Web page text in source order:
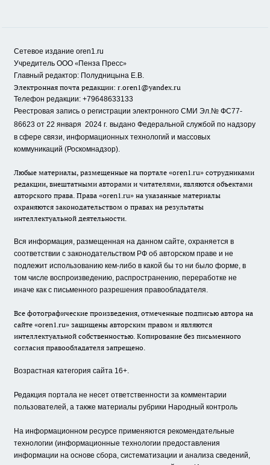
Сетевое издание oren1.ru
Учредитель ООО «Пенза Пресс»
Главный редактор: Полудницына Е.В.
Электронная почта редакции: r.oren1@yandex.ru
Телефон редакции: +79648633133
Реестровая запись о регистрации электронного СМИ Эл.№ ФС77-
86623 от 22 января 2024 г. выдано Федеральной службой по надзору
в сфере связи, информационных технологий и массовых
коммуникаций (Роскомнадзор).
Любые материалы, размещенные на портале «oren1.ru» сотрудниками
редакции, внештатными авторами и читателями, являются объектами
авторского права. Права «oren1.ru» на указанные материалы
охраняются законодательством о правах на результаты
интеллектуальной деятельности.
Вся информация, размещенная на данном сайте, охраняется в
соответствии с законодательством РФ об авторском праве и не
подлежит использованию кем-либо в какой бы то ни было форме, в
том числе воспроизведению, распространению, переработке не
иначе как с письменного разрешения правообладателя.
Все фотографические произведения, отмеченные подписью автора на
сайте «oren1.ru» защищены авторским правом и являются
интеллектуальной собственностью. Копирование без письменного
согласия правообладателя запрещено.
Возрастная категория сайта 16+.
Редакция портала не несет ответственности за комментарии
пользователей, а также материалы рубрики Народный контроль
На информационном ресурсе применяются рекомендательные
технологии (информационные технологии предоставления
информации на основе сбора, систематизации и анализа сведений,